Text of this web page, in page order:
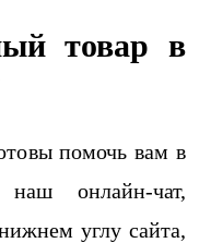
товар в
помочь вам в
онлайн-чат,
углу сайта,